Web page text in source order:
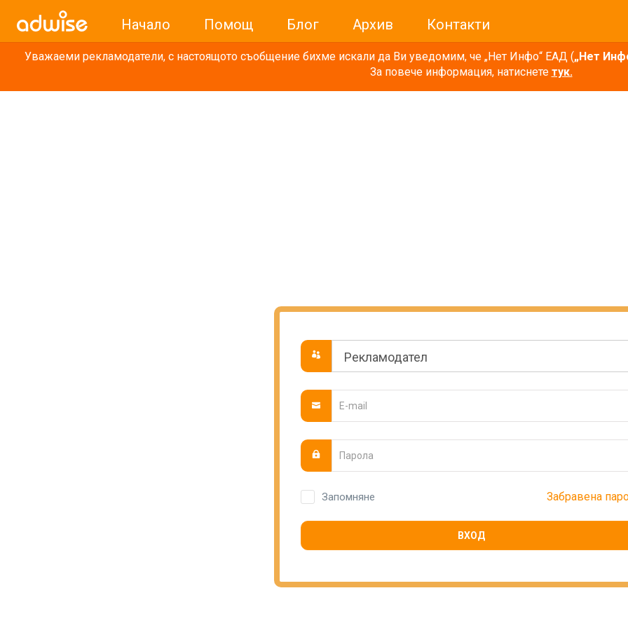
Начало Помощ Блог Архив Контакти
Уважаеми рекламодатели, с настоящото съобщение бихме искали да Ви уведомим, че „Нет Инфо“ ЕАД („Нет
За повече информация, натиснете тук.
Запомняне Забравена
ВХОД